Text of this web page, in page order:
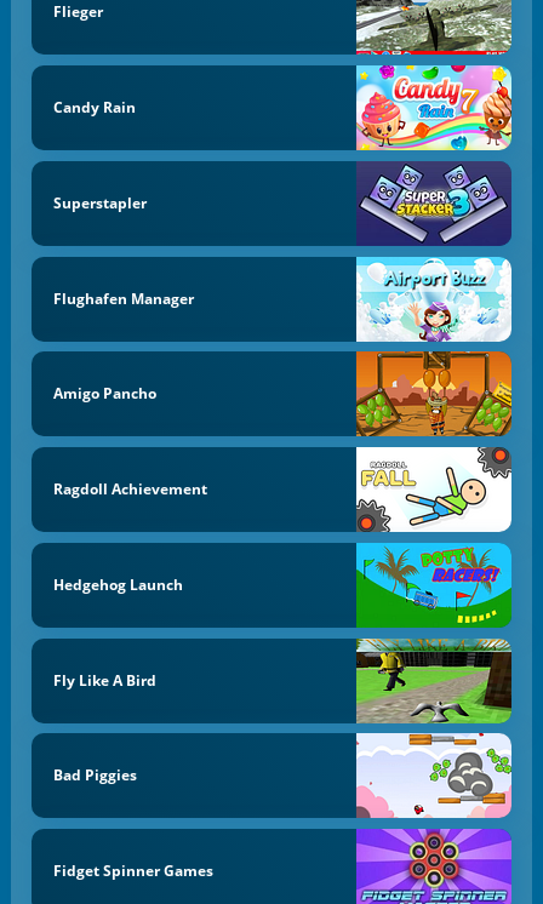
Flieger
Candy Rain
Superstapler
Flughafen Manager
Amigo Pancho
Ragdoll Achievement
Hedgehog Launch
Fly Like A Bird
Bad Piggies
Fidget Spinner Games